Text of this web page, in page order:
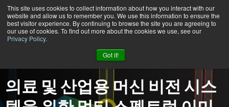
This site uses cookies to collect information about how you interact with our
website and allow us to remember you. We use this information to ensure the
best visitor experience. By continuing to browse the site you are agreeing to
our use of cookies. To find out more about the cookies we use, see our
Privacy Policy.
Got it!
기술 가이드: 멀티 스펙트럼 이미징
의료 및 산업용 머신 비전 시스